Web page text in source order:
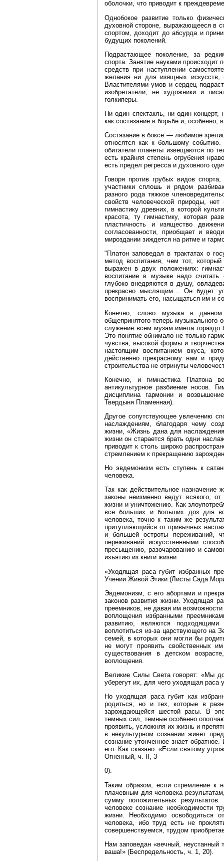
оболочки, что приводит к
Однобокое развитие только
духовной стороне, выражающееся в
спортом, доходит до абсурда и
будущих поколений.
Подрастающее поколение, за
спорта. Занятие науками происходит
средств при наступлении
желания ни для изящных
Властителями умов и сердец
изобретатели, не художники и
голкиперы.
Ни один спектакль, ни один концерт,
как состязание в борьбе и, особенно,
Состязание в боксе — любимое
относятся как к большому
обитатели планеты извещаются по
есть крайняя степень огрубения
есть предел регресса и духовного
Говоря против грубых видов
участники сплошь и рядом
разного рода тяжкое
свойств человеческой природы,
гимнастику древних, в которой
красота, ту гимнастику, которая
пластичность и изящество
согласованности, приобщает и
мироздании зиждется на ритме и
"Платон заповедал в трактатах о
метод воспитания, чем тот,
выражен в двух положениях:
воспитание в музыке надо
глубоко внедряются в душу,
прекрасно мыслящим… Он будет
воспринимать его, насыщаться им и
Конечно, слово музыка в
общепринятого теперь музыкального
служение всем музам имела гораздо
Это понятие обнимало не только
чувства, высокой формы и
настоящим воспитанием вкуса,
действенно прекрасному нам и
строительства не отринуты
Конечно, и гимнастика Платона
антикультурное разбиение носов.
дисциплина гармонии и
Твердыня Пламенная).
Другое сопутствующее увлечению
наслаждениям, благодаря чему
жизни, «Жизнь дана для
жизни он старается брать одни
приводит к столь широко
стремлением к прекращению
Но эвдемонизм есть ступень к
человека.
Так как действительное
законы неизменно ведут всякого,
жизни и уничтожению. Как
все больших и больших доз для
человека, точно к таким же
притупляющийся от привычных
и большей остроты переживаний,
переживаний искусственными
пресыщению, разочарованию и
изъятию из книги жизни.
«Уходящая раса губит избранных
Учении Живой Этики (Листы Сада
Эвдемонизм, с его абортами и
законов развития жизни. Уходящая
преемников, не давая им
воплощения избранными
развитию, являются
воплотиться из‑за царствующего
семей, в которых они могли бы
не могут проявить свойственных
существования в детском
воплощения.
Великие Силы Света говорят: «Мы
уберегут их, для чего уходящая раса
Но уходящая раса губит как
родиться, но и тех, которые в
зарождающейся шестой расы. В
темных сил, темные особенно
проявить, усложняя их жизнь и
в некультурном сознании живет
сознание утонченное знает
его. Как сказано: «Если святому
Огненный, ч. II, 3
0).
Таким образом, если стремление к
плачевным для человека
сумму положительных
человеке сознание необходимости
жизни. Необходимо освободиться
человека, ибо труд есть не
совершенствуемся, трудом
Нам заповедан «вечный, неустанный
ваша!» (Беспредельность, ч. 1, 20).